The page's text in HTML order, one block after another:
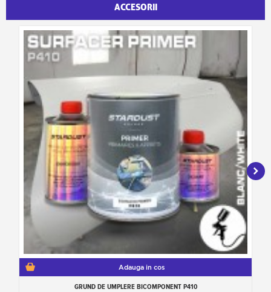
ACCESORII
Adauga in cos
GRUND DE UMPLERE BICOMPONENT P410